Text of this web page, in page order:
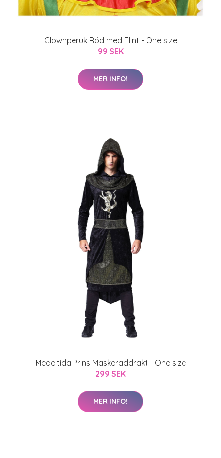
Clownperuk Röd med Flint - One size
99 SEK
MER INFO!
Medeltida Prins Maskeraddräkt - One size
299 SEK
MER INFO!